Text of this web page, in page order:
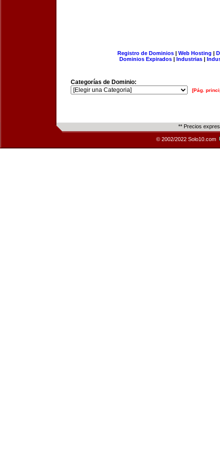
Registro de Dominios| Web Hosting |
Dominios Expirados | Industrias |
Categorías de Dominio:
[Pág.
** Precios
© 2002/2022 Solo10.com